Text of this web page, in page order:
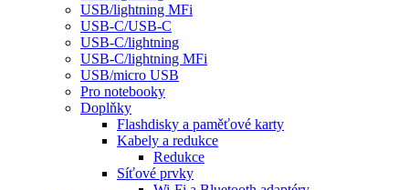
USB/lightning MFi
USB-C/USB-C
USB-C/lightning
USB-C/lightning MFi
USB/micro USB
Pro notebooky
Doplňky
Flashdisky a paměťové karty
Kabely a redukce
Redukce
Síťové prvky